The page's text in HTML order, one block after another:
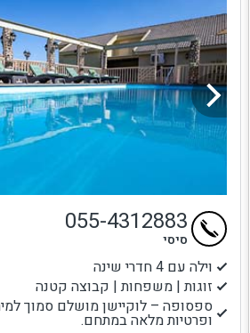
וילה עם 4 חדרי שינה
זוגות | משפחות | קבוצה קטנה
ספסופה – לוקיישן מושלם סמוך
ופרטיות מלאה במתחם.
055-4312883
סיסי